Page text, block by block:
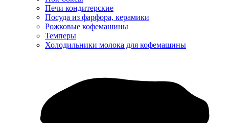
Печи кондитерские
Посуда из фарфора, керамики
Рожковые кофемашины
Темперы
Холодильники молока для кофемашины